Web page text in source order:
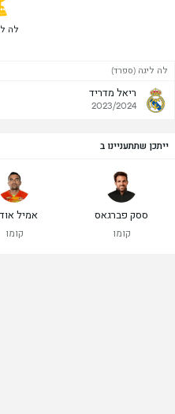
לה
לה ליגה (ספרד)
ריאל מדריד
2023/2024
ייתכן שתתעניינו ב
ססק פברגאס
קומו
אמיל
קומו